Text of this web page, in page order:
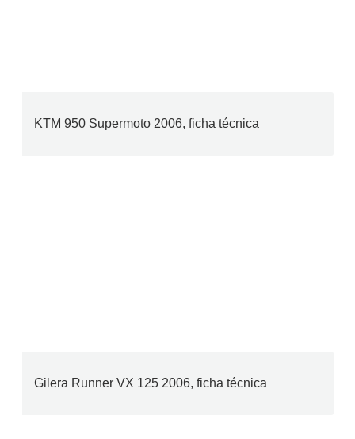
KTM 950 Supermoto 2006, ficha técnica
Gilera Runner VX 125 2006, ficha técnica